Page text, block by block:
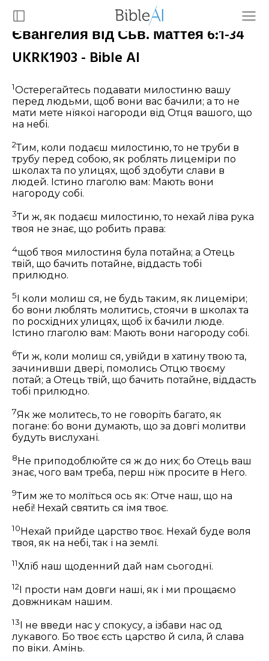
Євангелия від Сьв. Маттея 6:1-34
UKRK1903 - Bible AI
1Остерегайтесь подавати милостиню вашу
перед людьми, щоб вони вас бачили; а то не
мати мете нїякої нагороди від Отця вашого, що
на небі.
2Тим, коли подаєш милостиню, то не труби в
трубу перед собою, як роблять лицеміри по
школах та по улицях, щоб здобути слави в
людей. Істино глаголю вам: Мають вони
нагороду собі.
3Ти ж, як подаєш милостиню, то нехай лїва рука
твоя не знає, що робить права:
4щоб твоя милостиня була потайна; а Отець
твій, що бачить потайне, віддасть тобі
прилюдно.
5
І коли молиш ся, не будь таким, як лицеміри;
бо вони люблять молитись, стоячи в школах та
по росхідних улицях, щоб їх бачили люде.
Істино глаголю вам: Мають вони нагороду собі.
6Ти ж, коли молиш ся, увійди в хатину твою та,
зачинивши двері, помолись Отцю твоєму
потай; а Отець твій, що бачить потайне, віддасть
тобі прилюдно.
7Як же молитесь, то не говоріть багато, як
погане: бо вони думають, що за довгі молитви
будуть вислухані.
8 Не приподоблюйте ся ж до них; бо Отець ваш
знає, чого вам треба, перш нїж просите в Него.
9Тим же то молїться ось як: Отче наш, що на
небі! Нехай святить ся імя твоє.
10Нехай прийде царство твоє. Нехай буде воля
твоя, як на небі, так і на землї.
11Хлїб наш щоденний дай нам сьогоднї.
12 І прости нам довги наші, як і ми прощаємо
довжникам нашим.
13І не введи нас у спокусу, а ізбави нас од
лукавого. Бо твоє єсть царство й сила, й слава
по віки. Амінь.